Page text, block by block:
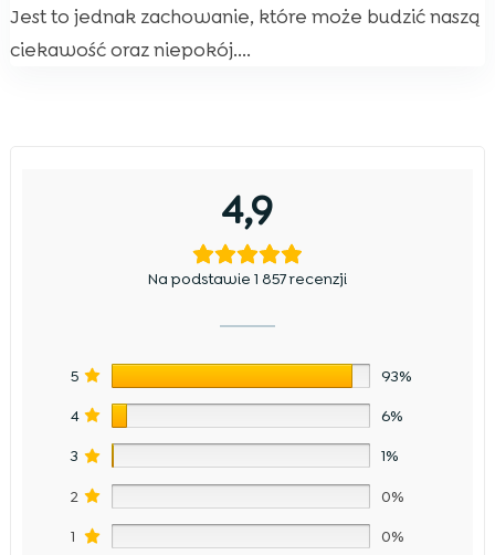
Jest to jednak zachowanie, które może budzić naszą
ciekawość oraz niepokój....
4,9
Na podstawie 1 857 recenzji
5 93%
4 6%
3 1%
2 0%
1 0%